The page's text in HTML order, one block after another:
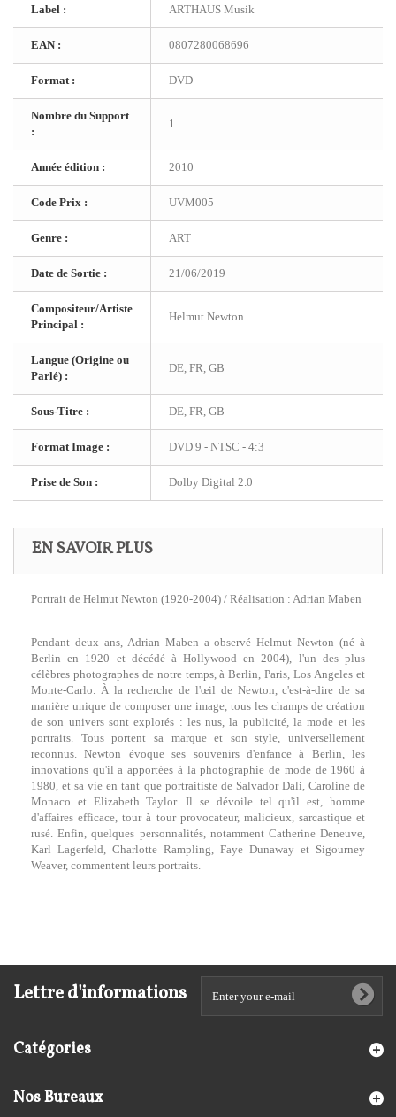
Label : ARTHAUS Musik
EAN : 0807280068696
Format : DVD
Nombre du Support
:
1
Année édition : 2010
Code Prix : UVM005
Genre : ART
Date de Sortie : 21/06/2019
Compositeur/Artiste
Principal :
Helmut Newton
Langue (Origine ou
Parlé) :
DE, FR, GB
Sous-Titre : DE, FR, GB
Format Image : DVD 9 - NTSC - 4:3
Prise de Son : Dolby Digital 2.0
EN SAVOIR PLUS
Portrait de Helmut Newton (1920-2004) / Réalisation : Adrian Maben
Pendant deux ans, Adrian Maben a observé Helmut Newton (né à
Berlin en 1920 et décédé à Hollywood en 2004), l'un des plus
célèbres photographes de notre temps, à Berlin, Paris, Los Angeles et
Monte-Carlo. À la recherche de l'œil de Newton, c'est-à-dire de sa
manière unique de composer une image, tous les champs de création
de son univers sont explorés : les nus, la publicité, la mode et les
portraits. Tous portent sa marque et son style, universellement
reconnus. Newton évoque ses souvenirs d'enfance à Berlin, les
innovations qu'il a apportées à la photographie de mode de 1960 à
1980, et sa vie en tant que portraitiste de Salvador Dali, Caroline de
Monaco et Elizabeth Taylor. Il se dévoile tel qu'il est, homme
d'affaires efficace, tour à tour provocateur, malicieux, sarcastique et
rusé. Enfin, quelques personnalités, notamment Catherine Deneuve,
Karl Lagerfeld, Charlotte Rampling, Faye Dunaway et Sigourney
Weaver, commentent leurs portraits.
Lettre d'informations
Catégories
Nos Bureaux